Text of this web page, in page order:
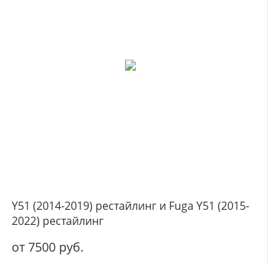
Y51 (2014-2019) рестайлинг и Fuga Y51 (2015-
2022) рестайлинг
от 7500 руб.